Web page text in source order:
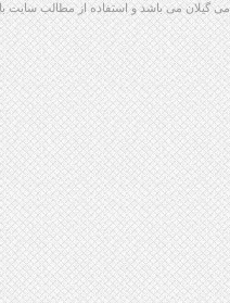
می باشد و استفاده از مطالب سایت با